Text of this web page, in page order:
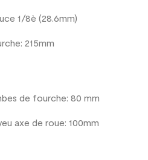
1/8è (28.6mm)
215mm
de fourche: 80 mm
axe de roue: 100mm